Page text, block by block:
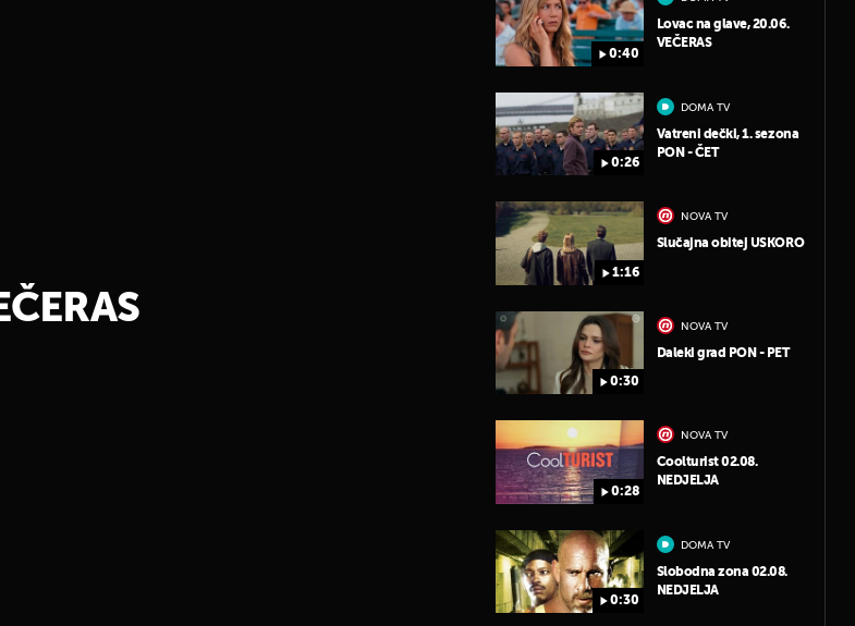
0:40
Lovac na glave, 20.06.
VEČERAS
0:26
DOMA TV
Vatreni dečki, 1. sezona
PON - ČET
1:16
NOVA TV
Slučajna obitej USKORO
0:30
NOVA TV
Daleki grad PON - PET
0:28
NOVA TV
Coolturist 02.08.
NEDJELJA
0:30
DOMA TV
Slobodna zona 02.08.
NEDJELJA